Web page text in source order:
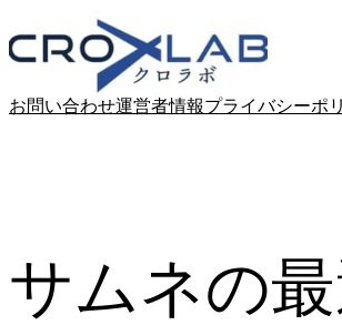
to
content
お問い合わせ運営者情報プライバシーポ
サムネの